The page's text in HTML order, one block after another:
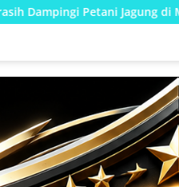
di Mentor, Perkuat